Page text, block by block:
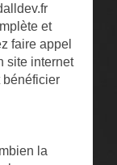
et
faire appel
site internet
bénéficier
la